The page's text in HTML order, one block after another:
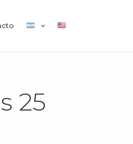
25